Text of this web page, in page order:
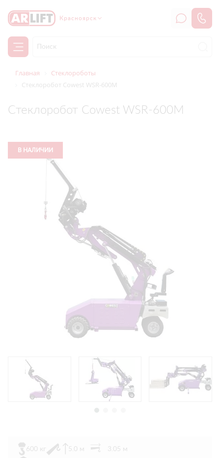
Красноярск
Главная
Стеклороботы
Стеклоробот Cowest WSR-600M
Стеклоробот Cowest WSR-600M
В НАЛИЧИИ
600 кг 5.0 м
3.05 м